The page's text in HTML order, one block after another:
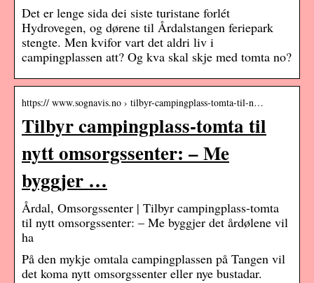
Det er lenge sida dei siste turistane forlét
Hydrovegen, og dørene til Årdalstangen feriepark
stengte. Men kvifor vart det aldri liv i
campingplassen att? Og kva skal skje med tomta no?
https:// www.sognavis.no › tilbyr-campingplass-tomta-til-n…
Tilbyr campingplass-tomta til
nytt omsorgssenter: – Me
byggjer …
Årdal, Omsorgssenter | Tilbyr campingplass-tomta
til nytt omsorgssenter: – Me byggjer det årdølene vil
ha
På den mykje omtala campingplassen på Tangen vil
det koma nytt omsorgssenter eller nye bustadar.